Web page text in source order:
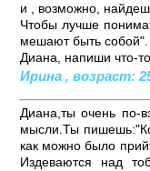
и , возможно,
Чтобы лучше
мешают быть собой".
Диана, напиши что-
Ирина , возраст:
Диана,ты очень по-
мысли.Ты
как можно было
Издеваются над